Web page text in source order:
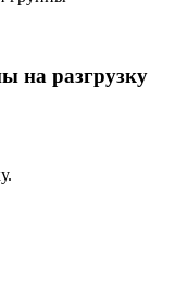
на разгрузку